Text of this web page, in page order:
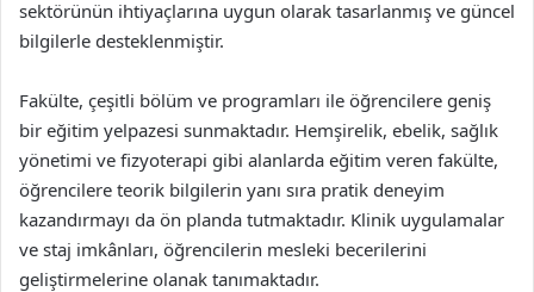
sektörünün ihtiyaçlarına uygun olarak tasarlanmış ve güncel
bilgilerle desteklenmiştir.
Fakülte, çeşitli bölüm ve programları ile öğrencilere geniş
bir eğitim yelpazesi sunmaktadır. Hemşirelik, ebelik, sağlık
yönetimi ve fizyoterapi gibi alanlarda eğitim veren fakülte,
öğrencilere teorik bilgilerin yanı sıra pratik deneyim
kazandırmayı da ön planda tutmaktadır. Klinik uygulamalar
ve staj imkânları, öğrencilerin mesleki becerilerini
geliştirmelerine olanak tanımaktadır.